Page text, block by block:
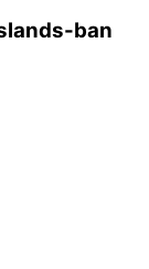
ban